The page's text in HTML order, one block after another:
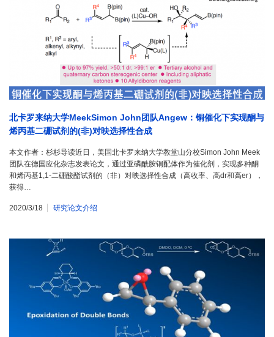
北卡罗来纳大学MeekSimon John团队Angew：铜催化下实现酮与
烯丙基二硼试剂的(非)对映选择性合成
本文作者：杉杉导读近日，美国北卡罗来纳大学教堂山分校Simon John Meek
团队在德国应化杂志发表论文，通过亚磷酰胺铜配体作为催化剂，实现多种酮
和烯丙基1,1-二硼酸酯试剂的（非）对映选择性合成（高收率、高dr和高er），
获得…
2020/3/18 研究论文介绍